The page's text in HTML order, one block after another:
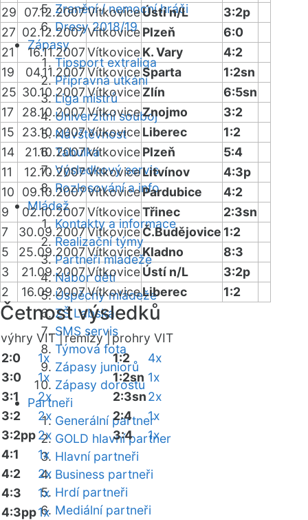
Zranění / nemocní hráči
Dresy 2018/19
Zápasy
Tipsport extraliga
Přípravná utkání
Liga mistrů
Univerzitní souboj
Návštěvnost
Tabulka
Výsledkový servis
Rozlosování a info
Mládež
Kontakty a informace
Realizační týmy
Partneři mládeže
Nábor dětí
Úspěchy mládeže
ZŠ Labská
SMS servis
Týmová fota
Zápasy juniorů
Zápasy dorostu
Partneři
Generální partner
GOLD hlavní partner
Hlavní partneři
Business partneři
Hrdí partneři
Mediální partneři
29
07.12.2007VítkoviceÚstí n/L
3:2p
27 02.12.2007VítkovicePlzeň
6:0
21
16.11.2007VítkoviceK. Vary
4:2
19
04.11.2007VítkoviceSparta
1:2sn
25 30.10.2007VítkoviceZlín
6:5sn
17
28.10.2007VítkoviceZnojmo
3:2
15
23.10.2007VítkoviceLiberec
1:2
14
21.10.2007VítkovicePlzeň
5:4
11
12.10.2007VítkoviceLitvínov
4:3p
10
09.10.2007VítkovicePardubice
4:2
9
02.10.2007VítkoviceTřinec
2:3sn
7
30.09.2007VítkoviceČ.Budějovice 1:2
5
25.09.2007VítkoviceKladno
8:3
3
21.09.2007VítkoviceÚstí n/L
3:2p
2
16.09.2007VítkoviceLiberec 1:2
Četnost výsledků
výhry VIT |remízy |prohry VIT
2:0
1x
3:0
1x
3:1
2x
3:2
2x
3:2pp2x
4:1
1x
4:2
2x
4:3
1x
4:3pp1x
1:2
4x
1:2sn 1x
2:3sn2x
2:4
1x
3:4
1x